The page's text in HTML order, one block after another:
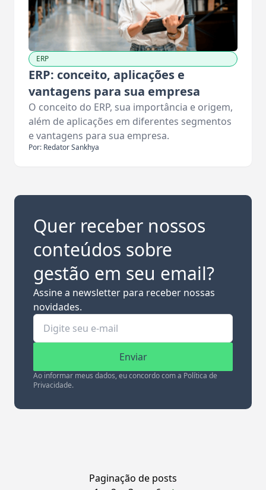
ERP
ERP: conceito, aplicações e
vantagens para sua empresa
O conceito do ERP, sua importância e origem,
além de aplicações em diferentes segmentos
e vantagens para sua empresa.
Por: Redator Sankhya
Quer receber nossos
conteúdos sobre
gestão em seu email?
Assine a newsletter para receber nossas
novidades.
Enviar
Ao informar meus dados, eu concordo com a Política de
Privacidade.
Paginação de posts